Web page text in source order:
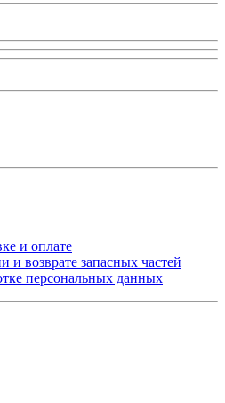
и оплате
и возврате запасных частей
персональных данных